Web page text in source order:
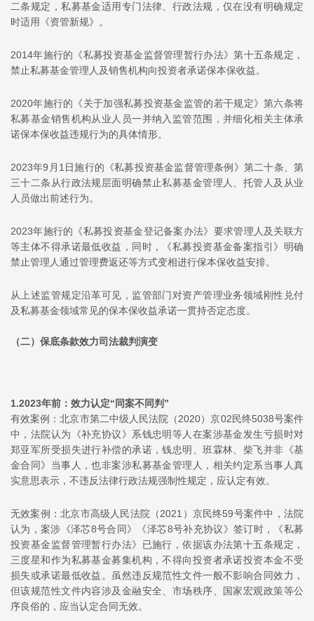
二条规定，私募基金适用专门法律、行政法规，仅在没有明确规定
时适用《资管新规》。
2014年施行的《私募投资基金监督管理暂行办法》第十五条规定，
禁止私募基金管理人及销售机构向投资者承诺保本保收益。
2020年施行的《关于加强私募投资基金监管的若干规定》第六条将
私募基金销售机构从业人员一并纳入监管范围，并细化相关主体承
诺保本保收益违规行为的具体情形。
2023年9月1日施行的《私募投资基金监督管理条例》第二十条、第
三十二条从行政法规层面明确禁止私募基金管理人、托管人及从业
人员做出前述行为。
2023年施行的《私募投资基金登记备案办法》要求管理人及关联方
等主体不得承诺最低收益，同时，《私募投资基金备案指引》明确
禁止管理人通过管理费返还等方式变相进行保本保收益安排。
从上述监管规定沿革可见，监管部门对资产管理业务领域刚性兑付
及私募基金领域常见的保本保收益承诺一贯持否定态度。
（二） 保底条款效力司法裁判演变
1.2023年前：效力认定“同案不同判”
有效案例：北京市第二中级人民法院（2020）京02民终5038号案件
中，法院认为《补充协议》系钱忠明等人在案涉基金发生亏损时对
郑亚军所受损失进行补偿的承诺，钱忠明、班霖林、柴飞并非《基
金合同》当事人，也非案涉私募基金管理人，相关约定系当事人真
实意思表示，不违反法律行政法规强制性规定，应认定有效。
无效案例：北京市高级人民法院（2021）京民终59号案件中，法院
认为，案涉《泽芯8号合同》《泽芯8号补充协议》签订时，《私募
投资基金监督管理暂行办法》已施行，依据该办法第十五条规定，
三度星和作为私募基金募集机构，不得向投资者承诺投资本金不受
损失或承诺最低收益。虽然违反规范性文件一般不影响合同效力，
但该规范性文件内容涉及金融安全、市场秩序、国家宏观政策等公
序良俗的，应当认定合同无效。